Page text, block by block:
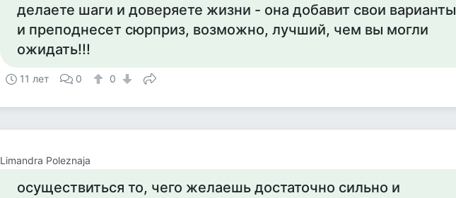
делаете шаги и доверяете жизни - она добавит свои варианты
и преподнесет сюрприз, возможно, лучший, чем вы могли
ожидать!!!
11 лет 0 0
Limandra Poleznaja
осуществиться то, чего желаешь достаточно сильно и